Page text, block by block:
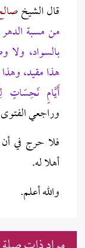
قال الشيخ
من مسبة
بالسواد،
هذا مقيد،
أَيَّامٍ نَحِسَاتٍ
وراجعي
فلا حرج في
أهلا له.
والله أعلم.